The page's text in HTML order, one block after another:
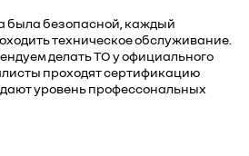
была безопасной, каждый
техническое обслуживание.
делать ТО у официального
проходят сертификацию
уровень профессональных